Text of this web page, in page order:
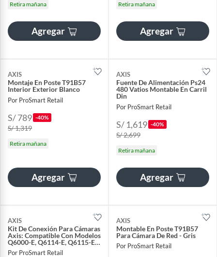
Retira mañana
Agregar
Retira mañana
Agregar
AXIS
Montaje En Poste T91B57
Interior Exterior Blanco
Por ProSmart Retail
S/ 789 -40%
S/ 1,319
Retira mañana
Agregar
AXIS
Fuente De Alimentación Ps24
480 Vatios Montable En Carril
Din
Por ProSmart Retail
S/ 1,619 -40%
S/ 2,699
Retira mañana
Agregar
AXIS
Kit De Conexión Para Cámaras
Axis: Compatible Con Modelos
Q6000-E, Q6114-E, Q6115-E Y
Más
Por ProSmart Retail
AXIS
Montable En Poste T91B57
Para Cámara De Red - Gris
Por ProSmart Retail